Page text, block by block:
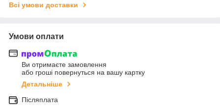
Всі умови доставки
Умови оплати
Ви отримаєте замовлення
або гроші повернуться на вашу картку
Детальніше
Післяплата